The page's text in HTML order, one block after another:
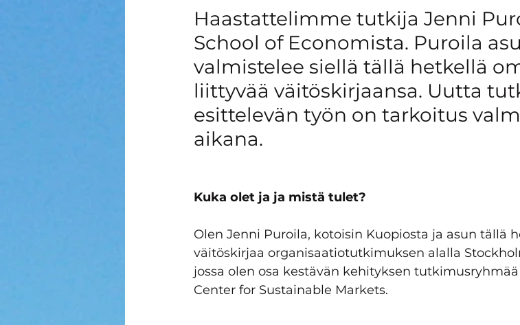
Hyvinvointimatkailu
Haastattelimme tutkija Jenni
School of Economista. Puroila
valmistelee siellä tällä hetkellä
liittyvää väitöskirjaansa. Uutta
esittelevän työn on tarkoitus
aikana.
Kuka olet ja ja mistä tulet?
Olen Jenni Puroila, kotoisin Kuopiosta ja asun tällä
väitöskirjaa organisaatiotutkimuksen alalla
jossa olen osa kestävän kehityksen
Center for Sustainable Markets.